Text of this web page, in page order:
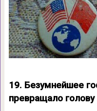
19. Безумнейшее
превращало